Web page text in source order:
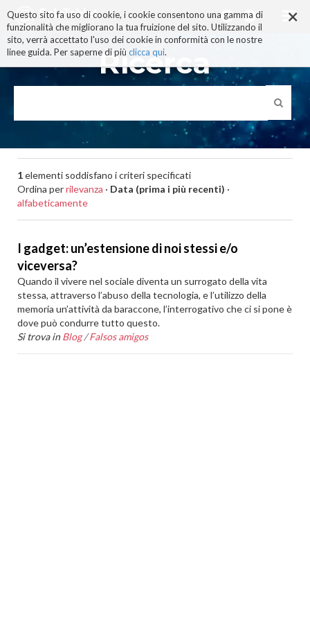
×
Questo sito fa uso di cookie, i cookie consentono una gamma di
funzionalità che migliorano la tua fruizione del sito. Utilizzando il
sito, verrà accettato l'uso dei cookie in conformità con le nostre
linee guida. Per saperne di più clicca qui.
ai
contenuti.
|
alla
navigazione
Ricerca
1elementi soddisfano i criteri specificati
Ordina perrilevanza · Data (prima i più recenti) ·
alfabeticamente
I gadget: un’estensione di noi stessi e/o
viceversa?
Quando il vivere nel sociale diventa un surrogato della vita
stessa, attraverso l’abuso della tecnologia, e l’utilizzo della
memoria un’attività da baraccone, l’interrogativo che ci si pone è
dove può condurre tutto questo.
Si trova in Blog /Falsos amigos